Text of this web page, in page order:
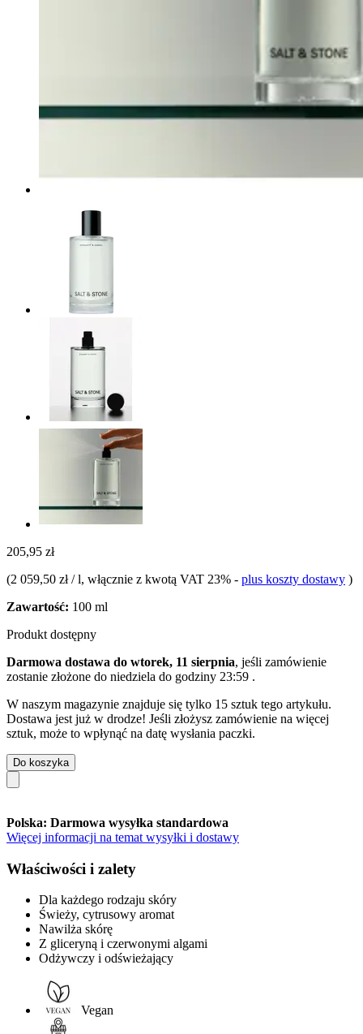
205,95 zł
(2 059,50 zł / l, włącznie z kwotą VAT 23% - plus koszty dostawy )
Zawartość: 100 ml
Produkt dostępny
Darmowa dostawa do wtorek, 11 sierpnia, jeśli zamówienie
zostanie złożone do niedziela do godziny 23:59 .
W naszym magazynie znajduje się tylko 15 sztuk tego artykułu.
Dostawa jest już w drodze! Jeśli złożysz zamówienie na więcej
sztuk, może to wpłynąć na datę wysłania paczki.
Do koszyka
Polska: Darmowa wysyłka standardowa
Więcej informacji na temat wysyłki i dostawy
Właściwości i zalety
Dla każdego rodzaju skóry
Świeży, cytrusowy aromat
Nawilża skórę
Z gliceryną i czerwonymi algami
Odżywczy i odświeżający
Vegan